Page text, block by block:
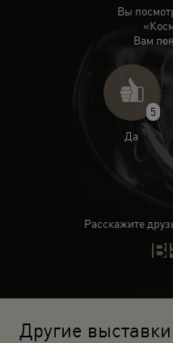
Вы
Вам
5
Да
Расскажите
Другие выставки